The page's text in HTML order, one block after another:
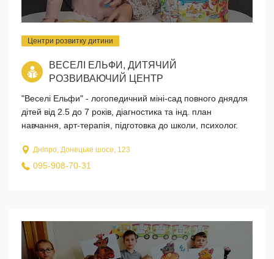
Центри розвитку дитини
ВЕСЕЛІ ЕЛЬФИ, ДИТЯЧИЙ
РОЗВИВАЮЧИЙ ЦЕНТР
"Веселі Ельфи" - логопедичний міні-сад повного днядля
дітей від 2.5 до 7 років, діагностика та інд. план
навчання, арт-терапія, підготовка до школи, психолог.
Дніпро, Донецьке шосе, 123
095-908-70-31